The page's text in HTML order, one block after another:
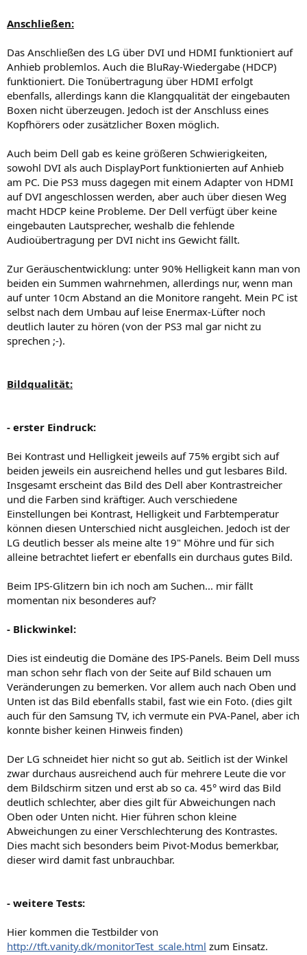
Anschließen:
Das Anschließen des LG über DVI und HDMI funktioniert auf
Anhieb problemlos. Auch die BluRay-Wiedergabe (HDCP)
funktioniert. Die Tonübertragung über HDMI erfolgt
ebenfalls, allerdings kann die Klangqualität der eingebauten
Boxen nicht überzeugen. Jedoch ist der Anschluss eines
Kopfhörers oder zusätzlicher Boxen möglich.
Auch beim Dell gab es keine größeren Schwierigkeiten,
sowohl DVI als auch DisplayPort funktionierten auf Anhieb
am PC. Die PS3 muss dagegen mit einem Adapter von HDMI
auf DVI angeschlossen werden, aber auch über diesen Weg
macht HDCP keine Probleme. Der Dell verfügt über keine
eingebauten Lautsprecher, weshalb die fehlende
Audioübertragung per DVI nicht ins Gewicht fällt.
Zur Geräuschentwicklung: unter 90% Helligkeit kann man von
beiden ein Summen wahrnehmen, allerdings nur, wenn man
auf unter 10cm Abstand an die Monitore rangeht. Mein PC ist
selbst nach dem Umbau auf leise Enermax-Lüfter noch
deutlich lauter zu hören (von der PS3 mal gar nicht zu
sprechen ;-).
Bildqualität:
- erster Eindruck:
Bei Kontrast und Helligkeit jeweils auf 75% ergibt sich auf
beiden jeweils ein ausreichend helles und gut lesbares Bild.
Insgesamt erscheint das Bild des Dell aber Kontrastreicher
und die Farben sind kräftiger. Auch verschiedene
Einstellungen bei Kontrast, Helligkeit und Farbtemperatur
können diesen Unterschied nicht ausgleichen. Jedoch ist der
LG deutlich besser als meine alte 19" Möhre und für sich
alleine betrachtet liefert er ebenfalls ein durchaus gutes Bild.
Beim IPS-Glitzern bin ich noch am Suchen... mir fällt
momentan nix besonderes auf?
- Blickwinkel:
Dies ist eindeutig die Domäne des IPS-Panels. Beim Dell muss
man schon sehr flach von der Seite auf Bild schauen um
Veränderungen zu bemerken. Vor allem auch nach Oben und
Unten ist das Bild ebenfalls stabil, fast wie ein Foto. (dies gilt
auch für den Samsung TV, ich vermute ein PVA-Panel, aber ich
konnte bisher keinen Hinweis finden)
Der LG schneidet hier nicht so gut ab. Seitlich ist der Winkel
zwar durchaus ausreichend auch für mehrere Leute die vor
dem Bildschirm sitzen und erst ab so ca. 45° wird das Bild
deutlich schlechter, aber dies gilt für Abweichungen nach
Oben oder Unten nicht. Hier führen schon kleine
Abweichungen zu einer Verschlechterung des Kontrastes.
Dies macht sich besonders beim Pivot-Modus bemerkbar,
dieser wird damit fast unbrauchbar.
- weitere Tests:
Hier kommen die Testbilder von
http://tft.vanity.dk/monitorTest_scale.html zum Einsatz.